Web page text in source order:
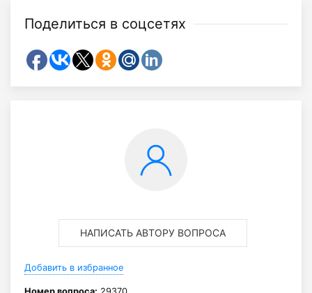
Поделиться в соцсетях
НАПИСАТЬ АВТОРУ ВОПРОСА
Добавить в избранное